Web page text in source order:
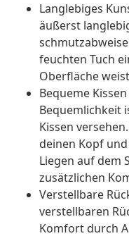
Langlebiges
äußerst
feuchten Tuch
Oberfläche
Bequeme
Bequemlichkeit
Kissen
deinen Kopf
Liegen auf dem
zusätzlichen
Verstellbare
verstellbaren
Komfort durch